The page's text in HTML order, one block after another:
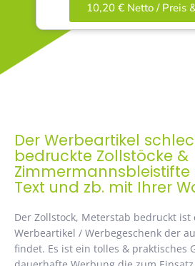
10,20 € Netto / Preis
Der Werbeartikel
bedruckte Zollstöcke &
Text und zb. mit Ihrer
Der Zollstock, Meterstab bedruckt ist
Werbeartikel / Werbegeschenk der
findet. Es ist ein tolles & praktisches